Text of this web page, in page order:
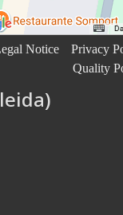
Notice Privacy
Quality